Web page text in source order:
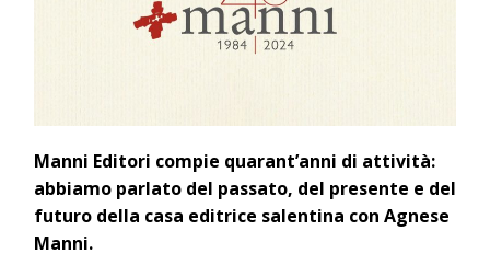
Manni Editori compie quarant’anni di attività:
abbiamo parlato del passato, del presente e del
futuro della casa editrice salentina con Agnese
Manni.